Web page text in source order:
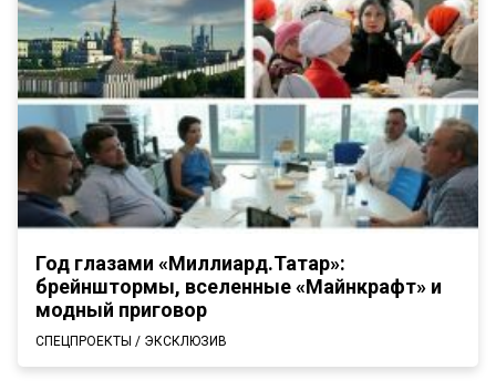
Год глазами «Миллиард.Татар»:
брейнштормы, вселенные «Майнкрафт» и
модный приговор
СПЕЦПРОЕКТЫ / ЭКСКЛЮЗИВ